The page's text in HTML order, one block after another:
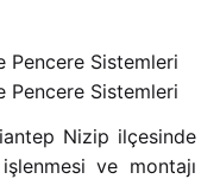
Nizip ilçesinde
ve montajı